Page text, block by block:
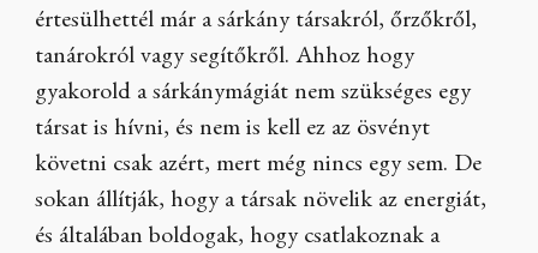
értesülhettél már a sárkány társakról, őrzőkről,
tanárokról vagy segítőkről. Ahhoz hogy
gyakorold a sárkánymágiát nem szükséges egy
társat is hívni, és nem is kell ez az ösvényt
követni csak azért, mert még nincs egy sem. De
sokan állítják, hogy a társak növelik az energiát,
és általában boldogak, hogy csatlakoznak a